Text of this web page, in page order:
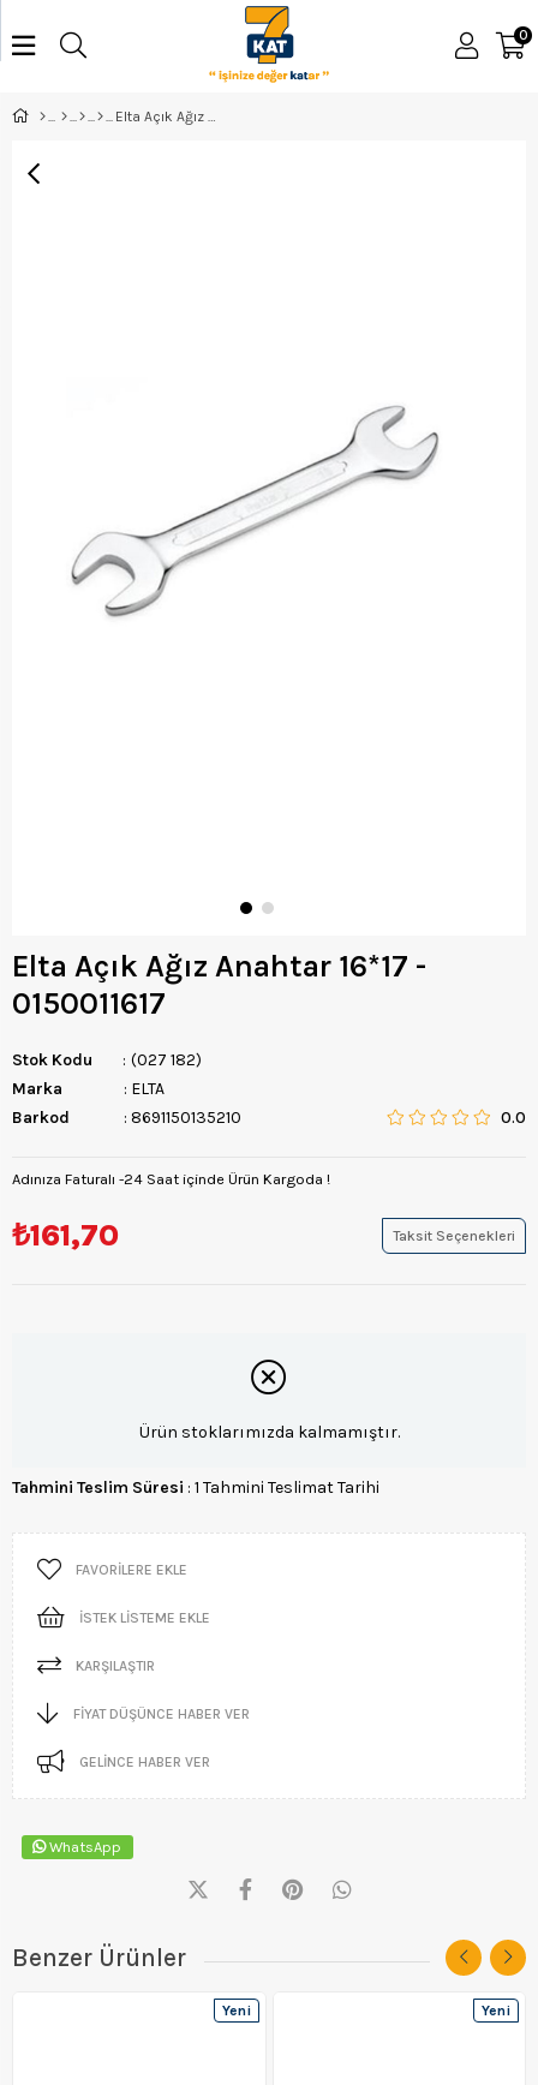
0
Elta Açık Ağız Anahtar 16*17 -
0150011617
Stok Kodu
(027 182)
Marka
: ELTA
Barkod
: 8691150135210 0.0
Adınıza Faturalı -24 Saat içinde Ürün Kargoda !
₺161,70 Taksit Seçenekleri
Ürün stoklarımızda kalmamıştır.
Tahmini Teslim Süresi : 1 Tahmini Teslimat Tarihi
FAVORILERE EKLE
İSTEK LISTEME EKLE
KARŞILAŞTIR
FIYAT DÜŞÜNCE HABER VER
GELINCE HABER VER
WhatsApp
Benzer Ürünler
Yeni
Yeni